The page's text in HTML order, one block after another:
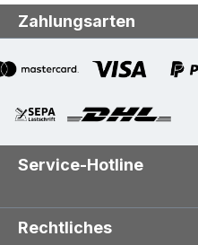
Zahlungsarten
Service-Hotline
Rechtliches